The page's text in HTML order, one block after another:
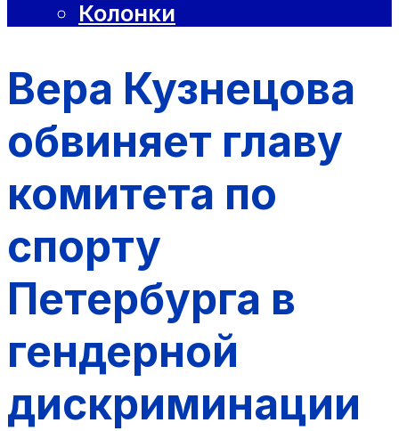
Колонки
Вера Кузнецова
обвиняет главу
комитета по
спорту
Петербурга в
гендерной
дискриминации